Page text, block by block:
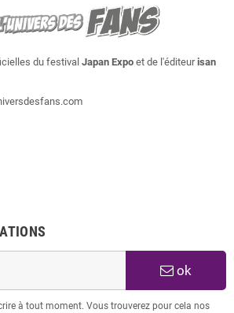
du festival Japan Expo et de l'éditeurisan
ok
à tout moment. Vous trouverez pour cela nos